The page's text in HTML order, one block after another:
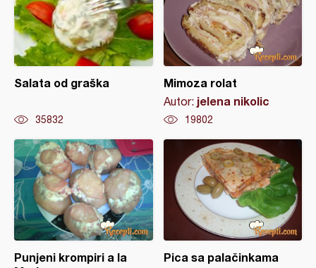
Salata od graška
35832
Mimoza rolat
Autor: jelena nikolic
19802
Punjeni krompiri a la
Pica sa palačinkama